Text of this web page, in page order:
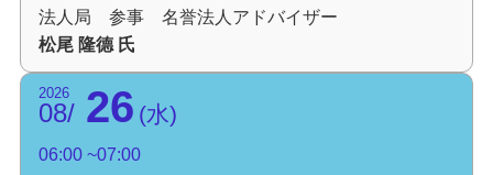
法人局 参事 名誉法人アドバイザー
松尾 隆德 氏
2026
08 26 水
06:00
07:00